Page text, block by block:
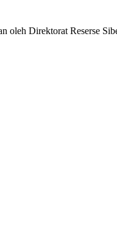
oleh Direktorat Reserse